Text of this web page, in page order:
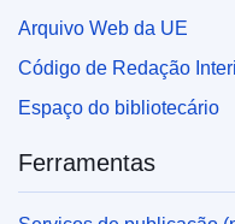
Arquivo Web da UE
Código de Redação
Espaço do bibliotecário
Ferramentas